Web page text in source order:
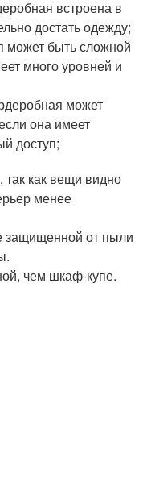
встроена в
достать одежду;
может быть сложной
много уровней и
может
она имеет
доступ;
как вещи видно
менее
защищенной от пыли
чем шкаф-купе.